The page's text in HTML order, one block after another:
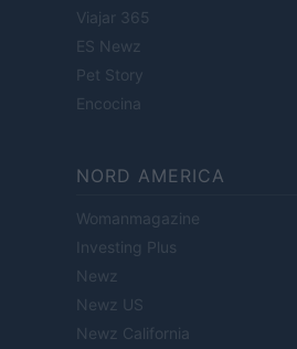
Viajar 365
ES Newz
Pet Story
Encocina
NORD AMERICA
Womanmagazine
Investing Plus
Newz
Newz US
Newz California